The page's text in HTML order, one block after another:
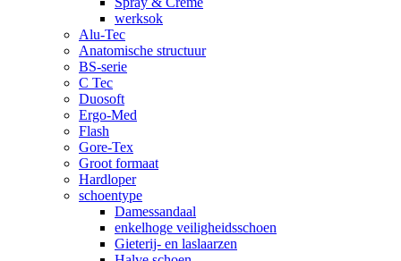
werksok
Alu-Tec
Anatomische structuur
BS-serie
C Tec
Duosoft
Ergo-Med
Flash
Gore-Tex
Groot formaat
Hardloper
schoentype
Damessandaal
enkelhoge veiligheidsschoen
Gieterij- en laslaarzen